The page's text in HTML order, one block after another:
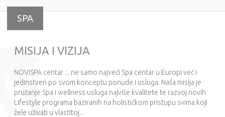
SPA
MISIJA I VIZIJA
NOVISPA centar ... ne samo najveći Spa centar u Europi već i
jedinstven po svom konceptu ponude i usluga. Naša misija je
pružanje Spa i wellness usluga najviše kvalitete te razvoj novih
Lifestyle programa baziranih na holističkom pristupu svima koji
žele uživati u vlastitoj...